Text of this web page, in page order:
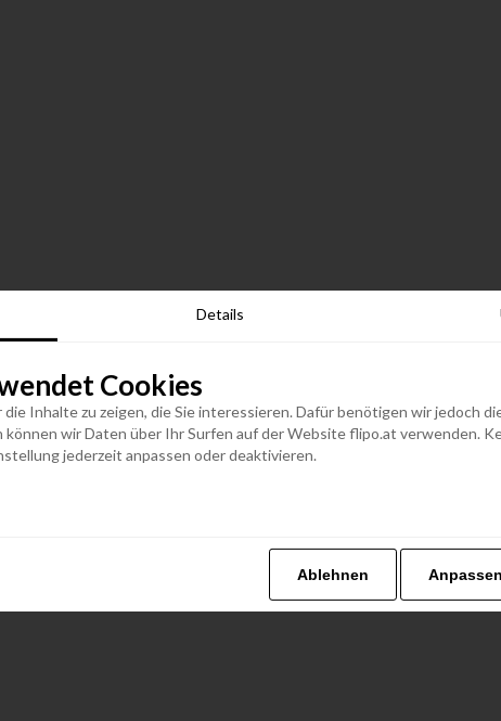
Details
Cookies
die Inhalte zu zeigen, die Sie interessieren. Dafür benötigen wir jedoch
können wir Daten über Ihr Surfen auf der Website flipo.at verwenden.
jederzeit anpassen oder deaktivieren.
Ablehnen Anpassen